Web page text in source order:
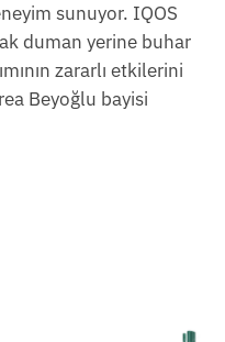
sunuyor. IQOS
duman yerine buhar
zararlı etkilerini
Beyoğlu bayisi